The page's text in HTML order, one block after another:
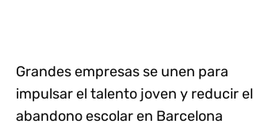
Grandes empresas se unen para
impulsar el talento joven y reducir el
abandono escolar en Barcelona